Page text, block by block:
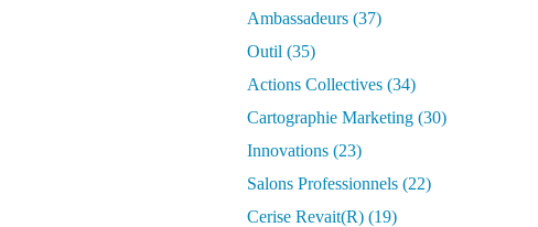
Ambassadeurs (37)
Outil (35)
Actions Collectives (34)
Cartographie Marketing (30)
Innovations (23)
Salons Professionnels (22)
Cerise Revait(r) (19)